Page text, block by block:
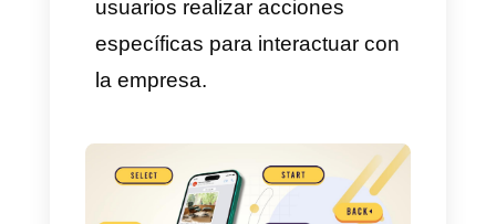
botones en WhatsApp?
sirven para que las empresas
puedan interactuar con sus